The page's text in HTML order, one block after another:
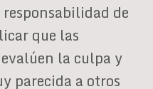
de
que las
la culpa y
parecida a otros